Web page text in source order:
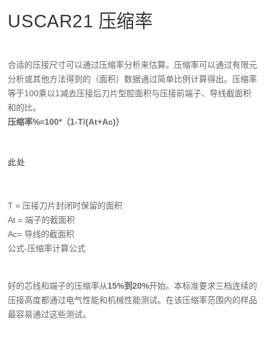
USCAR21 压缩率
合适的压接尺寸可以通过压缩率分析来估算。压缩率可以通过有限元
分析或其他方法得到的（面积）数据通过简单比例计算得出。压缩率
等于100乘以1减去压接后刀片型腔面积与压接前端子、导线截面积
和的比。
压缩率%=100*（1-T/(At+Ac)）
此处
T = 压接刀片封闭时保留的面积
At = 端子的截面积
Ac= 导线的截面积
公式-压缩率计算公式
好的芯线和端子的压缩率从15%到20%开始。本标准要求三档连续的
压接高度都通过电气性能和机械性能测试。在该压缩率范围内的样品
最容易通过这些测试。